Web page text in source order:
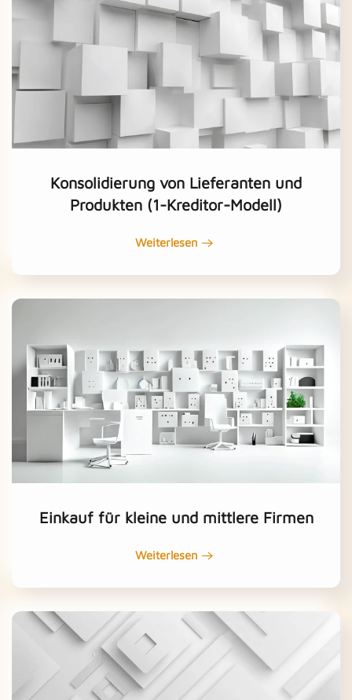
Konsolidierung von Lieferanten und
Produkten (1-Kreditor-Modell)
Weiterlesen
Einkauf für kleine und mittlere Firmen
Weiterlesen